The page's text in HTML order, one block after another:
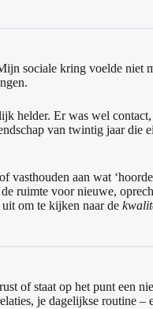
sociale kring voelde niet
helder. Er was wel contact,
van twintig jaar die
aan wat
ruimte voor nieuwe,
om te kijken naar de
of staat op het punt een
je dagelijkse routine –